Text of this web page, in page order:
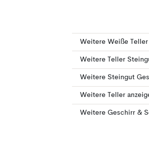
Weitere Weiße Teller
Weitere Teller
Weitere Steingut
Weitere Teller
Weitere Geschirr &